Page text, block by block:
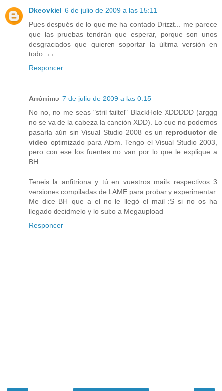
Dkeovkiel 6 de julio de 2009 a las 15:11
Pues después de lo que me ha contado Drizzt... me parece
que las pruebas tendrán que esperar, porque son unos
desgraciados que quieren soportar la última versión en
todo ¬¬
Responder
Anónimo 7 de julio de 2009 a las 0:15
No no, no me seas "stril failtel" BlackHole XDDDDD (arggg
no se va de la cabeza la canción XDD). Lo que no podemos
pasarla aún sin Visual Studio 2008 es un reproductor de
video optimizado para Atom. Tengo el Visual Studio 2003,
pero con ese los fuentes no van por lo que le explique a
BH.
Teneis la anfitriona y tú en vuestros mails respectivos 3
versiones compiladas de LAME para probar y experimentar.
Me dice BH que a el no le llegó el mail :S si no os ha
llegado decidmelo y lo subo a Megaupload
Responder